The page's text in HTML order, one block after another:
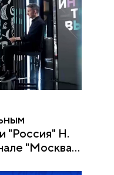
"Россия" Н.
"Москва